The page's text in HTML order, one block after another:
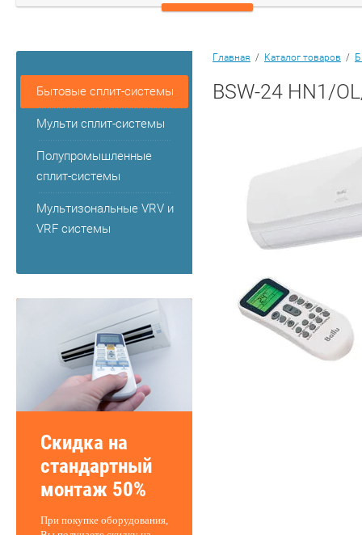
Бытовые сплит-системы
Мульти сплит-системы
Полупромышленные
сплит-системы
Мультизональные VRV и
VRF системы
Скидка на
стандартный
монтаж 50%
При покупке оборудования,
Главная / Каталог товаров /
BSW-24 HN1/